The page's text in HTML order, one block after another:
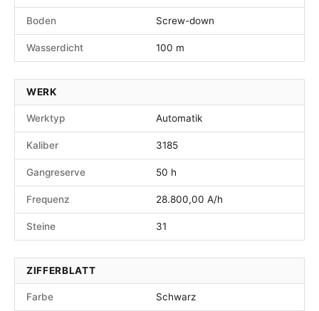
Boden Screw-down
Wasserdicht 100 m
WERK
Werktyp Automatik
Kaliber 3185
Gangreserve 50 h
Frequenz 28.800,00 A/h
Steine 31
ZIFFERBLATT
Farbe Schwarz